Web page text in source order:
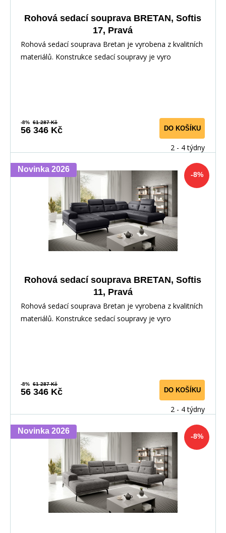
Rohová sedací souprava BRETAN, Softis
17, Pravá
Rohová sedací souprava Bretan je vyrobena z kvalitních
materiálů. Konstrukce sedací soupravy je vyro
-8% 61 287 Kč
56 346 Kč DO KOŠÍKU
2 - 4 týdny
-8%
Novinka 2026
Rohová sedací souprava BRETAN, Softis
11, Pravá
Rohová sedací souprava Bretan je vyrobena z kvalitních
materiálů. Konstrukce sedací soupravy je vyro
-8% 61 287 Kč
56 346 Kč DO KOŠÍKU
2 - 4 týdny
-8%
Novinka 2026